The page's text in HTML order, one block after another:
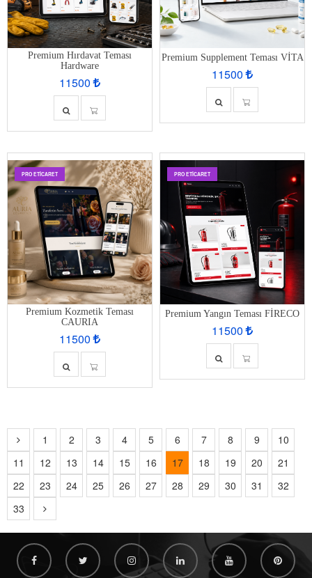
Premium Hırdavat Teması
Hardware
11500
Premium Supplement Teması VİTA
11500
PRO ETİCARET
Premium Kozmetik Teması
CAURIA
11500
PRO ETİCARET
Premium Yangın Teması FİRECO
11500
1 2 3 4 5 6 7 8 9
10
11
12 13 14 15 16 17 18 19 20
21
22
23 24 25 26 27 28 29 30 31
32
33